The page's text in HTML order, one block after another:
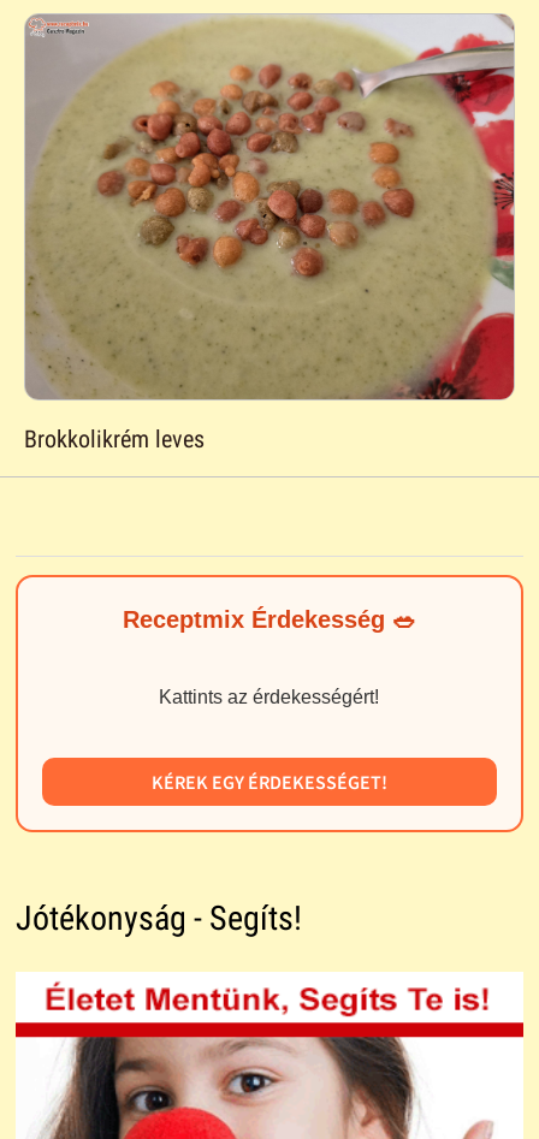
Brokkolikrém leves
Receptmix Érdekesség 🥗
Kattints az érdekességért!
KÉREK EGY ÉRDEKESSÉGET!
Jótékonyság - Segíts!